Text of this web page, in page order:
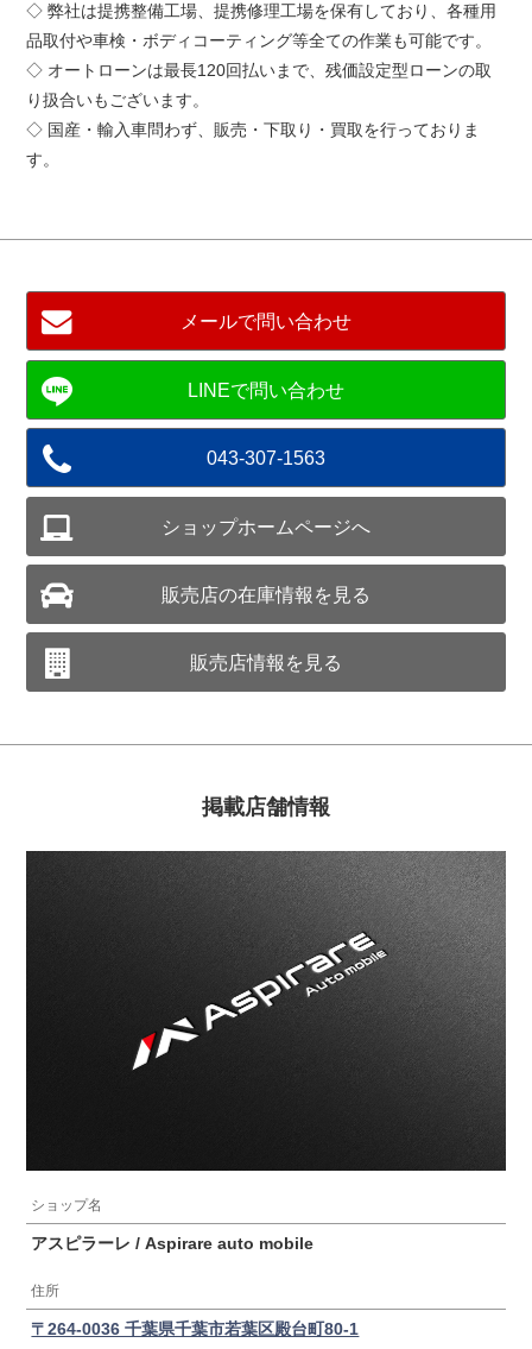
◇ 弊社は提携整備工場、提携修理工場を保有しており、各種用
品取付や車検・ボディコーティング等全ての作業も可能です。
◇ オートローンは最長120回払いまで、残価設定型ローンの取
り扱合いもございます。
◇ 国産・輸入車問わず、販売・下取り・買取を行っておりま
す。
メールで問い合わせ
043-307-1563
ショップホームページへ
販売店の在庫情報を見る
販売店情報を見る
掲載店舗情報
ショップ名
アスピラーレ / Aspirare auto mobile
住所
〒264-0036 千葉県千葉市若葉区殿台町80-1